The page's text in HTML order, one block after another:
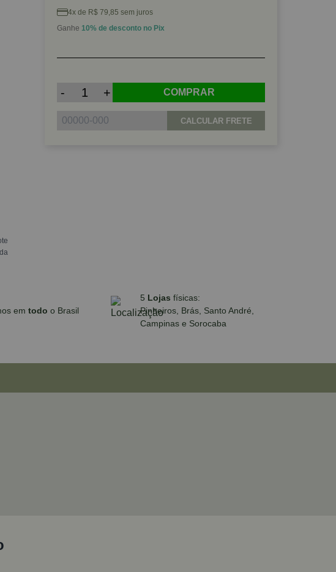
4x de R$ 79,85 sem juros
Ganhe 10% de desconto no Pix
- + COMPRAR
CALCULAR FRETE
em todo o Brasil
5 Lojas físicas:
Pinheiros, Brás, Santo André,
Campinas e Sorocaba